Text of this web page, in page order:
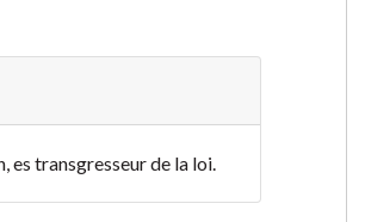
es transgresseur de la loi.